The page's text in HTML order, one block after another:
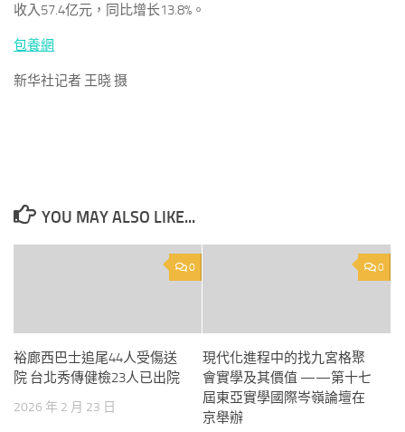
收入57.4亿元，同比增长13.8%。
包養網
新华社记者 王晓 摄
YOU MAY ALSO LIKE...
0
裕廊西巴士追尾44人受傷送
院 台北秀傳健檢23人已出院
2026 年 2 月 23 日
0
現代化進程中的找九宮格聚
會實學及其價值 ——第十七
屆東亞實學國際岑嶺論壇在
京舉辦